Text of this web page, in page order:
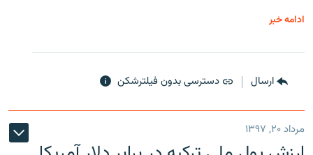
ادامه خبر
ارسال دسترسی بدون فیلترشکن
مرداد ۲۰, ۱۳۹۷